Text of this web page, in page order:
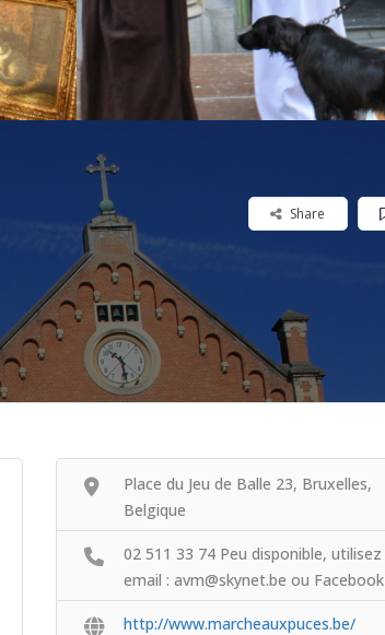
Share
Place du Jeu de Balle 23, Bruxelles,
Belgique
02 511 33 74 Peu disponible, utilisez
email : avm@skynet.be ou Facebook
http://www.marcheauxpuces.be/